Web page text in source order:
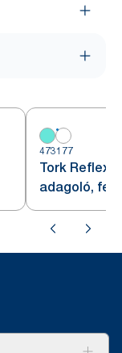
473177
Tork
adagoló,